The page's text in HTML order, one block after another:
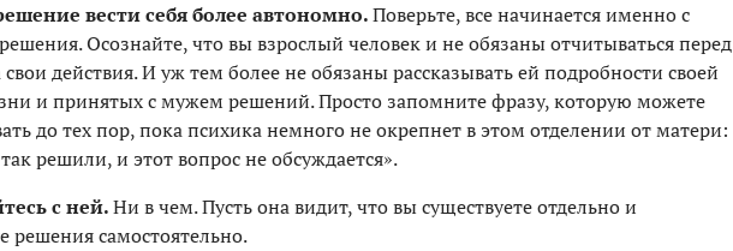
вести себя более автономно.Поверьте, все начинается именно с
Осознайте, что вы взрослый человек и не обязаны отчитываться перед
действия. И уж тем более не обязаны рассказывать ей подробности своей
и принятых с мужем решений. Просто запомните фразу, которую можете
до тех пор, пока психика немного не окрепнет в этом отделении от матери:
решили, и этот вопрос не обсуждается».
с ней.Ни в чем. Пусть она видит, что вы существуете отдельно и
решения самостоятельно.